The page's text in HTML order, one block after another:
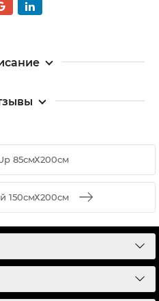
85смХ200см
150смХ200см